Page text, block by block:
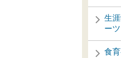
生
ーツ
食